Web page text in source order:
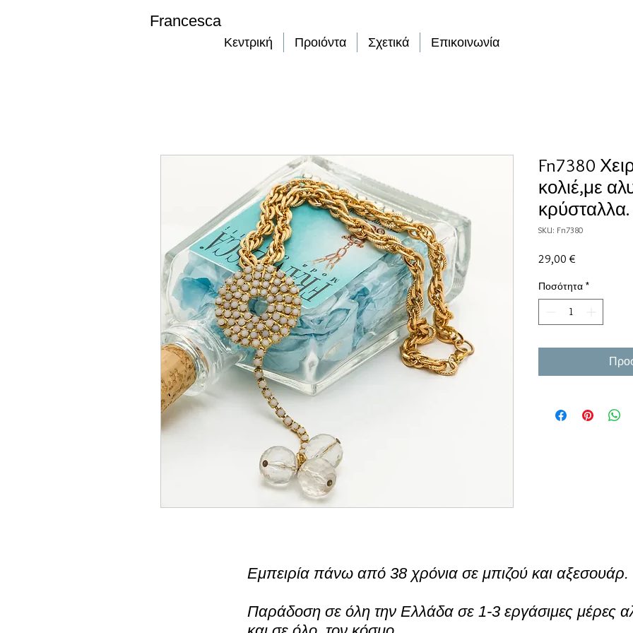
Κεντρική Προιόντα Σχετικά Επικοινωνία
Fn7380
κολιέ,με
κρύσταλλα.
SKU: Fn7380
29,00 €
Ποσότητα *
Francesca
Εμπειρία πάνω από 38 χρόνια σε μπιζού και αξεσουάρ.
Παράδοση σε όλη την Ελλάδα σε 1-3 εργάσιμες μέρες